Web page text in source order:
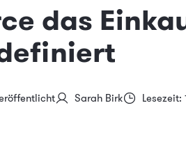
das
Sarah Birk Lesezeit: